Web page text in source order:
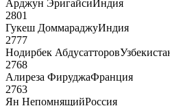
Арджун ЭригайсиИндия
2801
Гукеш ДоммараджуИндия
2777
Нодирбек Абдусатторов
2768
Алиреза ФируджаФранция
2763
Ян НепомнящийРоссия